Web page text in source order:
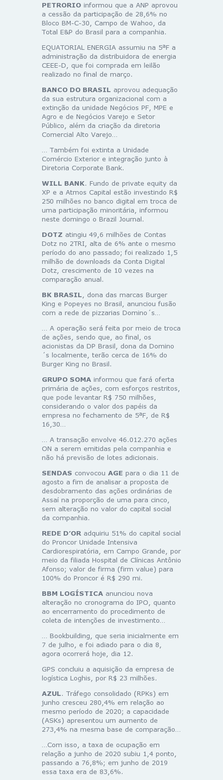
PETRORIO informou que a ANP aprovou
a cessão da participação de 28,6% no
Bloco BM-C-30, Campo de Wahoo, da
Total E&P do Brasil para a companhia.
EQUATORIAL ENERGIA assumiu na 5ªF a
administração da distribuidora de energia
CEEE-D, que foi comprada em leilão
realizado no final de março.
BANCO DO BRASIL aprovou adequação
da sua estrutura organizacional com a
extinção da unidade Negócios PF, MPE e
Agro e de Negócios Varejo e Setor
Público, além da criação da diretoria
Comercial Alto Varejo…
… Também foi extinta a Unidade
Comércio Exterior e integração junto à
Diretoria Corporate Bank.
WILL BANK. Fundo de private equity da
XP e a Atmos Capital estão investindo R$
250 milhões no banco digital em troca de
uma participação minoritária, informou
neste domingo o Brazil Journal.
DOTZ atingiu 49,6 milhões de Contas
Dotz no 2TRI, alta de 6% ante o mesmo
período do ano passado; foi realizado 1,5
milhão de downloads da Conta Digital
Dotz, crescimento de 10 vezes na
comparação anual.
BK BRASIL , dona das marcas Burger
King e Popeyes no Brasil, anunciou fusão
com a rede de pizzarias Domino´s…
… A operação será feita por meio de troca
de ações, sendo que, ao final, os
acionistas da DP Brasil, dona da Domino
´s localmente, terão cerca de 16% do
Burger King no Brasil.
GRUPO SOMA informou que fará oferta
primária de ações, com esforços restritos,
que pode levantar R$ 750 milhões,
considerando o valor dos papéis da
empresa no fechamento de 5ªF, de R$
16,30…
… A transação envolve 46.012.270 ações
ON a serem emitidas pela companhia e
não há previsão de lotes adicionais.
SENDAS convocou AGE para o dia 11 de
agosto a fim de analisar a proposta de
desdobramento das ações ordinárias de
Assaí na proporção de uma para cinco,
sem alteração no valor do capital social
da companhia.
REDE D’OR adquiriu 51% do capital social
do Proncor Unidade Intensiva
Cardiorespiratória, em Campo Grande, por
meio da filiada Hospital de Clínicas Antônio
Afonso; valor de firma (firm value) para
100% do Proncor é R$ 290 mi.
BBM LOGÍSTICA anunciou nova
alteração no cronograma do IPO, quanto
ao encerramento do procedimento de
coleta de intenções de investimento…
… Bookbuilding, que seria inicialmente em
7 de julho, e foi adiado para o dia 8,
agora ocorrerá hoje, dia 12.
GPS concluiu a aquisição da empresa de
logística Loghis, por R$ 23 milhões.
AZUL. Tráfego consolidado (RPKs) em
junho cresceu 280,4% em relação ao
mesmo período de 2020; a capacidade
(ASKs) apresentou um aumento de
273,4% na mesma base de comparação…
…Com isso, a taxa de ocupação em
relação a junho de 2020 subiu 1,4 ponto,
passando a 76,8%; em junho de 2019
essa taxa era de 83,6%.